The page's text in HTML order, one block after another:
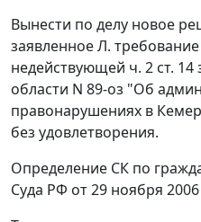
Вынести по делу новое
заявленное Л.
недействующей ч. 2 ст. 14
области N 89-оз "Об
правонарушениях в
без удовлетворения.
Определение СК по
Суда РФ от 29 ноября 2006